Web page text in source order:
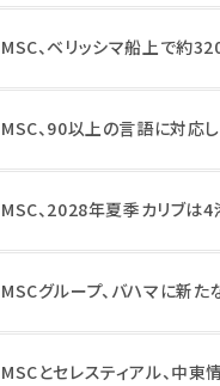
MSC、ベリッシマ船上で約
MSC、90以上の言語に対応
MSC、2028年夏季カリブは
MSCグループ、バハマに新た
MSCとセレスティアル、中